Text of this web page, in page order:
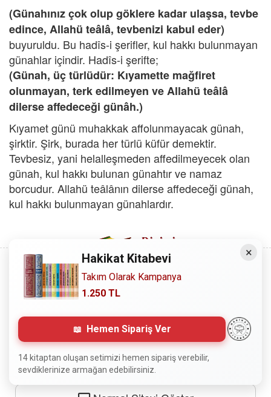
(Günahınız çok olup göklere kadar ulaşsa, tevbe
edince, Allahü teâlâ, tevbenizi kabul eder)
buyuruldu. Bu hadîs-i şerifler, kul hakkı bulunmayan
günahlar içindir. Hadîs-i şerifte;
(Günah, üç türlüdür: Kıyamette mağfiret
olunmayan, terk edilmeyen ve Allahü teâlâ
dilerse affedeceği günâh.)
Kıyamet günü muhakkak affolunmayacak günah,
şirktir. Şirk, burada her türlü küfür demektir.
Tevbesiz, yani helalleşmeden affedilmeyecek olan
günah, kul hakkı bulunan günahtır ve namaz
borcudur. Allahü teâlânın dilerse affedeceği günah,
kul hakkı bulunmayan günahlardır.
Copyright © 2008 - Dinimiz İslam. Her Hakkı Saklıdır.
Sitemizdeki bilgiler, bütün insanların istifadesi için
hazırlanmıştır. Orijinaline sadık kalmak şartıyla, izin
almaya gerek kalmadan, herkes istediği gibi alıp istifade
edebilir.
×
Hakikat Kitabevi
Takım Olarak Kampanya
1.250 TL
Hemen Sipariş Ver
14 kitaptan oluşan setimizi hemen sipariş verebilir,
sevdiklerinize armağan edebilirsiniz.